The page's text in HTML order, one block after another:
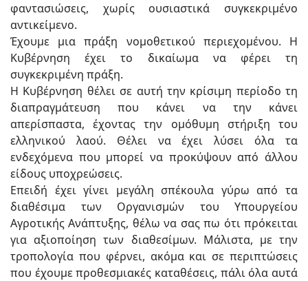
φαντασιώσεις, χωρίς ουσιαστικά συγκεκριμένο
αντικείμενο.
Έχουμε μια πράξη νομοθετικού περιεχομένου. Η
Κυβέρνηση έχει το δικαίωμα να φέρει τη
συγκεκριμένη πράξη.
Η Κυβέρνηση θέλει σε αυτή την κρίσιμη περίοδο τη
διαπραγμάτευση που κάνει να την κάνει
απερίσπαστα, έχοντας την ομόθυμη στήριξη του
ελληνικού λαού. Θέλει να έχει λύσει όλα τα
ενδεχόμενα που μπορεί να προκύψουν από άλλου
είδους υποχρεώσεις.
Επειδή έχει γίνει μεγάλη σπέκουλα γύρω από τα
διαθέσιμα των Οργανισμών του Υπουργείου
Αγροτικής Ανάπτυξης, θέλω να σας πω ότι πρόκειται
για αξιοποίηση των διαθεσίμων. Μάλιστα, με την
τροπολογία που φέρνει, ακόμα και σε περιπτώσεις
που έχουμε προθεσμιακές καταθέσεις, πάλι όλα αυτά